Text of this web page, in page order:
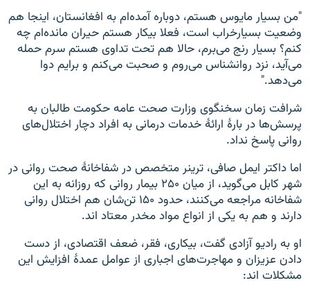
"من بسیار مایوس هستم، دوباره آمده‌ام به افغانستان، اینجا هم
وضعیت بسیارخراب است، فعلا بیکار هستم حیران مانده‌ام چه
کنم؟ بسیار رنج می‌برم، حالا هم تحت تداوی هستم سرم حمله
می‌آید، نزد روانشناس می‌روم و صحبت می‌کنم و برایم دوا
می‌دهد."
شرافت زمان سخنگوی وزارت صحت عامه حکومت طالبان به
پرسش‌ها در بارۀ ارائۀ خدمات درمانی به افراد دچار اختلال‌های
روانی پاسخ نداد.
اما داکتر ایمل صافی، ترینر متخصص در شفاخانۀ صحت روانی در
شهر کابل می‌گوید، از میان ۲۵۰ بیمار روانی که روزانه به این
شفاخانه مراجعه می‌کنند، حدود ۱۵۰ تن‌شان هم اختلال روانی
دارند و هم به یکی از انواع مواد مخدر معتاد اند.
او به رادیو آزادی گفت، بیکاری، فقر، ضعف اقتصادی، از دست
دادن عزیزان و مهاجرت‌های اجباری از عوامل عمدۀ افزایش این
مشکلات اند: